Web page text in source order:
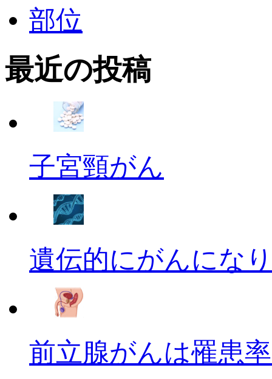
部位
最近の投稿
子宮頸がん
遺伝的にがんにな
前立腺がんは罹患